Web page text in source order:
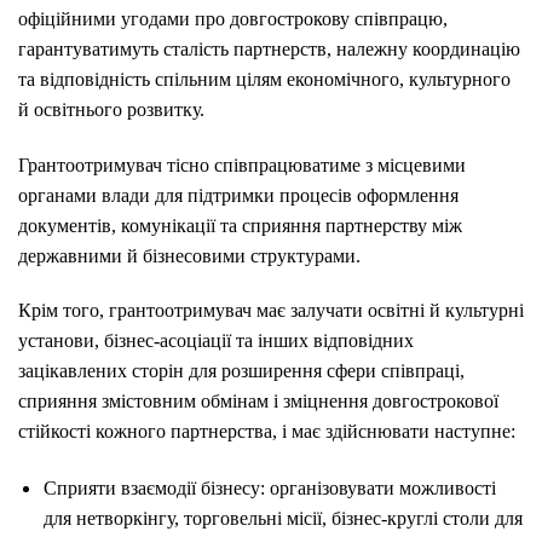
офіційними угодами про довгострокову співпрацю,
гарантуватимуть сталість партнерств, належну координацію
та відповідність спільним цілям економічного, культурного
й освітнього розвитку.
Грантоотримувач тісно співпрацюватиме з місцевими
органами влади для підтримки процесів оформлення
документів, комунікації та сприяння партнерству між
державними й бізнесовими структурами.
Крім того, грантоотримувач має залучати освітні й культурні
установи, бізнес-асоціації та інших відповідних
зацікавлених сторін для розширення сфери співпраці,
сприяння змістовним обмінам і зміцнення довгострокової
стійкості кожного партнерства, і має здійснювати наступне:
Сприяти взаємодії бізнесу: організовувати можливості
для нетворкінгу, торговельні місії, бізнес-круглі столи для